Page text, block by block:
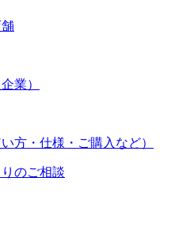
業）
方・仕様・ご購入など）
のご相談